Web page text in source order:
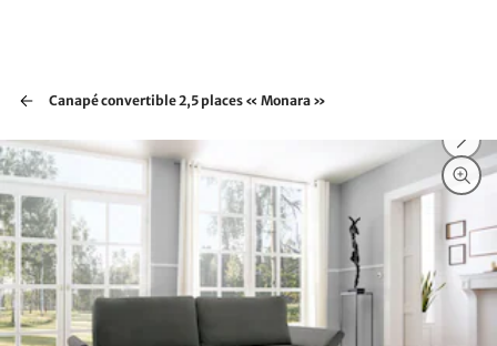
Canapé convertible 2,5 places « Monara »